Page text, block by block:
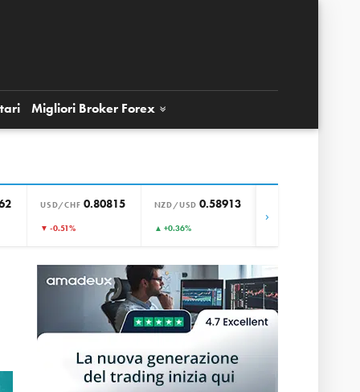
Migliori Broker Forex
USD/CHF 0.80815
▼ -0.51%
NZD/USD 0.58913
▲ +0.36%
›